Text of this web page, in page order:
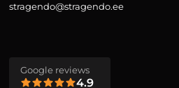
stragendo@stragendo.ee
Google reviews
4.9